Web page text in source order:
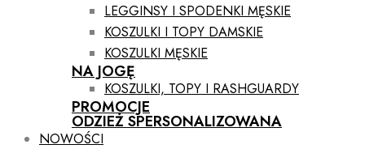
LEGGINSY I SPODENKI MĘSKIE
KOSZULKI I TOPY DAMSKIE
KOSZULKI MĘSKIE
NA JOGĘ
KOSZULKI, TOPY I RASHGUARDY
PROMOCJE
ODZIEŻ SPERSONALIZOWANA
NOWOŚCI